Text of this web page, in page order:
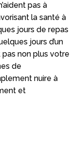
pas à
la santé à
jours de repas
jours d’un
non plus votre
de
nuire à
et